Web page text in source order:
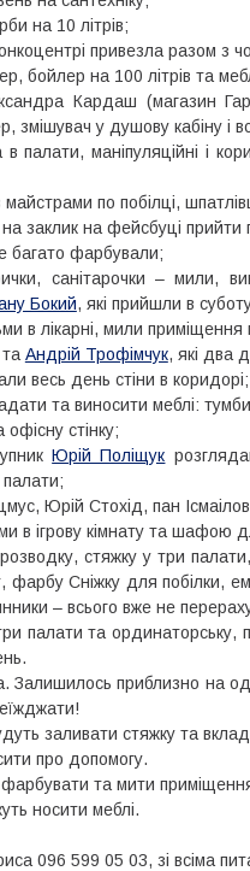
на 10 літрів;
привезла разом з
бойлер на 100 літрів та
Кардаш (магазин
змішувач у душову кабіну і
маніпуляційні і
по побілці,
на заклик на фейсбуці
багато фарбували;
санітарочки –
Бокий, які прийшли в
в лікарні, мили приміщення
та Андрій Трофімчук, які два
весь день стіни в коридорі;
та виносити меблі:
стінку;
Юрій Поліщук
палати;
Юрій Стохід, пан
ігрову кімнату та шафою
стяжку у три
фарбу Сніжку для побілки,
– всього вже не
палати та ординаторську,
Залишилось приблизно на
заливати стяжку та
про допомогу.
та мити
носити меблі.
096 599 05 03, зі всіма